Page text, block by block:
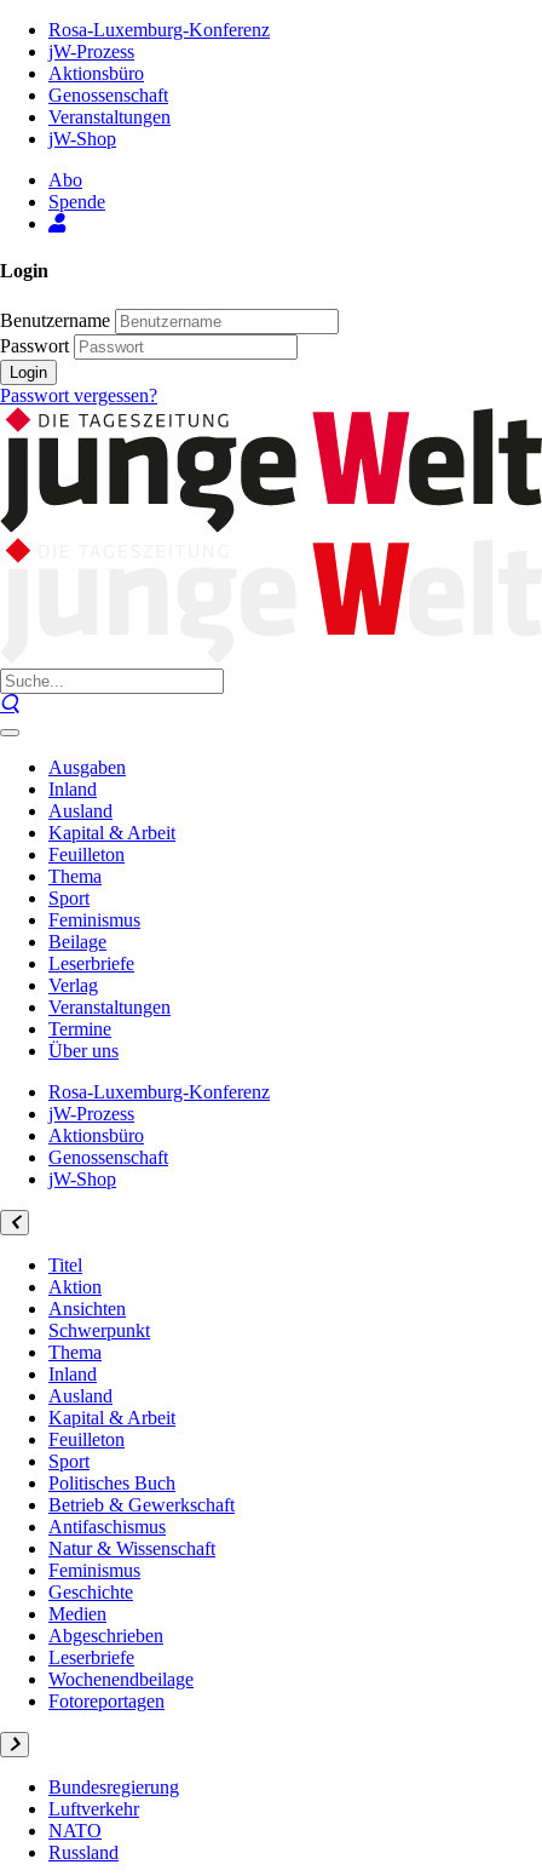
Inhalt
Seite
Rosa-Luxemburg-Konferenz
jW-Prozess
Aktionsbüro
Genossenschaft
Veranstaltungen
jW-Shop
Abo
Spende
Login
Benutzername
Passwort
Login
Passwort vergessen?
Ausgaben
Inland
Ausland
Kapital & Arbeit
Feuilleton
Thema
Sport
Feminismus
Beilage
Leserbriefe
Verlag
Veranstaltungen
Termine
Über uns
Rosa-Luxemburg-Konferenz
jW-Prozess
Aktionsbüro
Genossenschaft
jW-Shop
Titel
Aktion
Ansichten
Schwerpunkt
Thema
Inland
Ausland
Kapital & Arbeit
Feuilleton
Sport
Politisches Buch
Betrieb & Gewerkschaft
Antifaschismus
Natur & Wissenschaft
Feminismus
Geschichte
Medien
Abgeschrieben
Leserbriefe
Wochenendbeilage
Fotoreportagen
Bundesregierung
Luftverkehr
NATO
Russland